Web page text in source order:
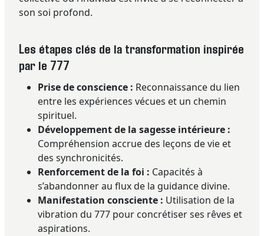
son soi profond.
Les étapes clés de la transformation inspirée
par le 777
Prise de conscience : Reconnaissance du lien
entre les expériences vécues et un chemin
spirituel.
Développement de la sagesse intérieure :
Compréhension accrue des leçons de vie et
des synchronicités.
Renforcement de la foi : Capacités à
s’abandonner au flux de la guidance divine.
Manifestation consciente : Utilisation de la
vibration du 777 pour concrétiser ses rêves et
aspirations.